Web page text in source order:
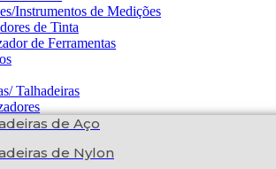
Instrumentos de Medições
de Tinta
de Ferramentas
Talhadeiras
de Aço
de Nylon